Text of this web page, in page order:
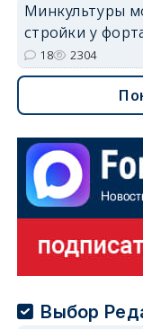
Минкультуры
стройки у
18 2304
Выбор